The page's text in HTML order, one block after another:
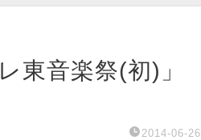
東音楽祭(初)」
2014-06-26